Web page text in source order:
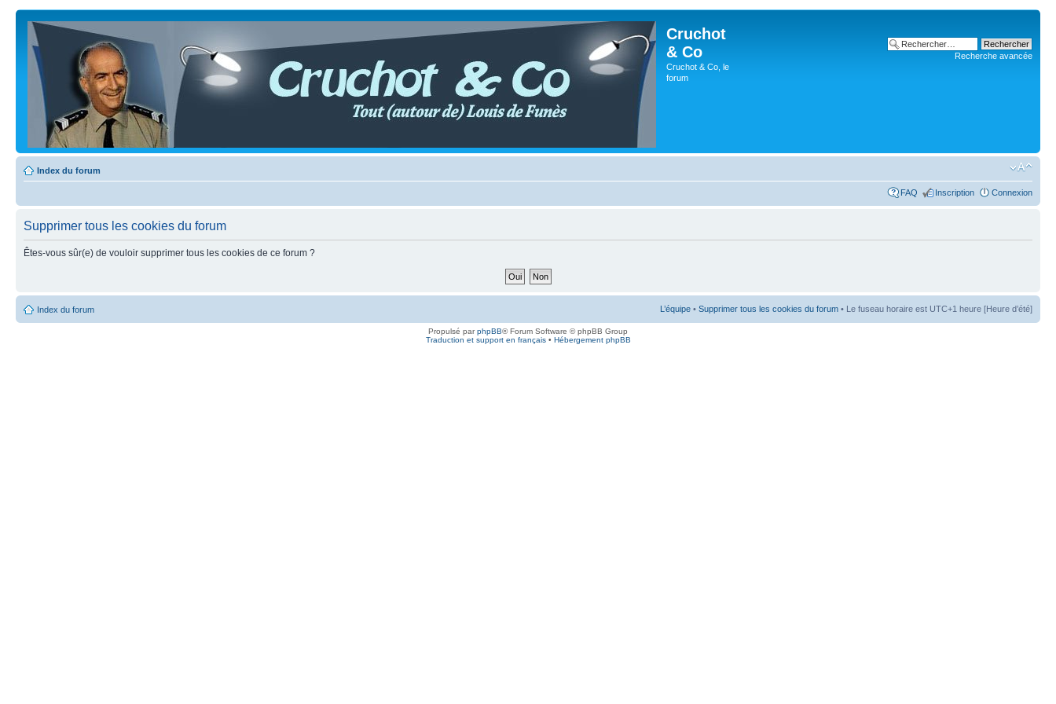
Cruchot
& Co
Cruchot & Co, le
forum
Recherche avancée
Index du forum
FAQ Inscription Connexion
Supprimer tous les cookies du forum
Êtes-vous sûr(e) de vouloir supprimer tous les cookies de ce forum ?
Index du forum L’équipe • Supprimer tous les cookies du forum • Le fuseau horaire est UTC+1 heure [Heure d’été]
Propulsé parphpBB® Forum Software © phpBB Group
Traduction et support en français• Hébergement phpBB